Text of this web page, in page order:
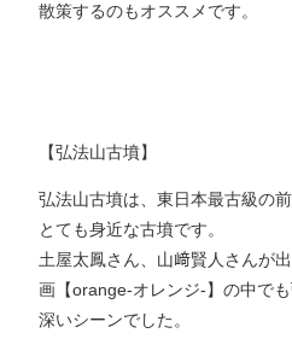
散策するのもオススメです。
【弘法山古墳】
弘法山古墳は、東日本最古級の
とても身近な古墳です。
土屋太鳳さん、山﨑賢人さんが
画【orange-オレンジ-】の中で
深いシーンでした。